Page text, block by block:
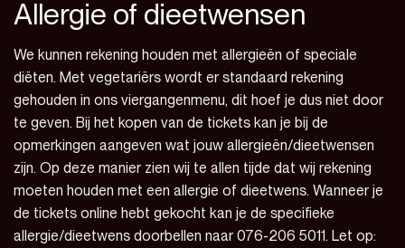
Allergie of dieetwensen
We kunnen rekening houden met allergieën of speciale
diëten. Met vegetariërs wordt er standaard rekening
gehouden in ons viergangenmenu, dit hoef je dus niet door
te geven. Bij het kopen van de tickets kan je bij de
opmerkingen aangeven wat jouw allergieën/dieetwensen
zijn. Op deze manier zien wij te allen tijde dat wij rekening
moeten houden met een allergie of dieetwens. Wanneer je
de tickets online hebt gekocht kan je de specifieke
allergie/dieetwens doorbellen naar 076-206 5011. Let op: